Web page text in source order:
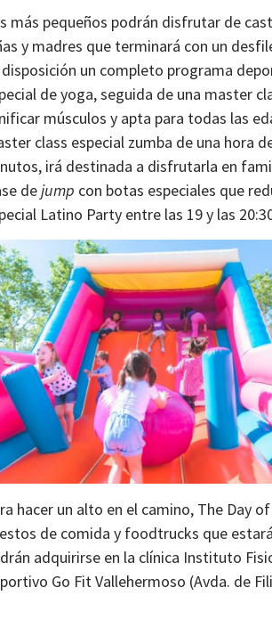
más pequeños podrán disfrutar de
y madres que terminará con un
un completo programa
de yoga, seguida de una master
músculos y apta para todas las
class especial zumba de una hora
irá destinada a disfrutarla en
dejump con botas especiales que
Latino Party entre las 19 y las
hacer un alto en el camino, The Day
de comida y foodtrucks que
adquirirse en la clínica Instituto
Go Fit Vallehermoso (Avda. de